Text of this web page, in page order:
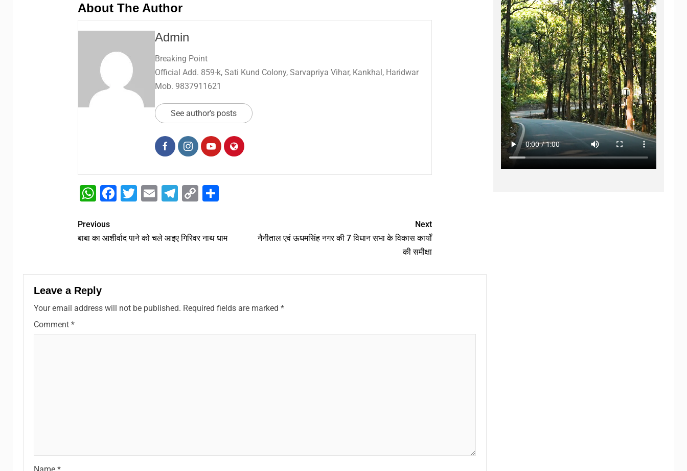
About The Author
Admin
Breaking Point
Official Add. 859-k, Sati Kund Colony, Sarvapriya Vihar, Kankhal, Haridwar
Mob. 9837911621
See author's posts
WhatsApp
Facebook
Twitter
EmailTelegram
CopyShare
Previous
बाबा का आशीर्वाद पाने को चले आइए गिरिवर नाथ धाम
Next
नैनीताल एवं ऊधमसिंह नगर की 7 विधान सभा के विकास कार्यों
की समीक्षा
Leave a Reply
Your email address will not be published. Required fields are marked *
Comment *
Name *